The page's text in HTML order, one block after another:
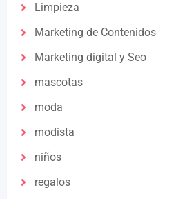
Limpieza
Marketing de Contenidos
Marketing digital y Seo
mascotas
moda
modista
niños
regalos